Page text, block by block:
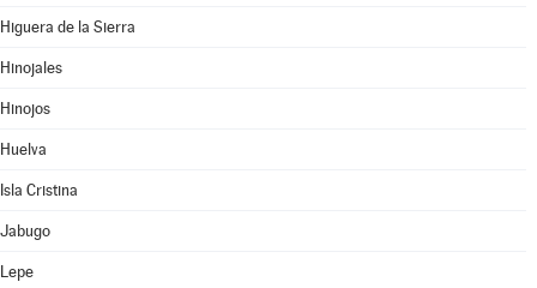
Higuera de la Sierra
Hinojales
Hinojos
Huelva
Isla Cristina
Jabugo
Lepe